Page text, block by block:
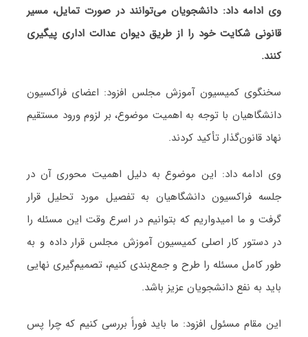
وی ادامه داد: دانشجویان می‌توانند در صورت تمایل، مسیر
قانونی شکایت خود را از طریق دیوان عدالت اداری پیگیری
کنند.
سخنگوی کمیسیون آموزش مجلس افزود: اعضای فراکسیون
دانشگاهیان با توجه به اهمیت موضوع، بر لزوم ورود مستقیم
نهاد قانون‌گذار تأکید کردند.
وی ادامه داد: این موضوع به دلیل اهمیت محوری آن در
جلسه فراکسیون دانشگاهیان به تفصیل مورد تحلیل قرار
گرفت و ما امیدواریم که بتوانیم در اسرع وقت این مسئله را
در دستور کار اصلی کمیسیون آموزش مجلس قرار داده و به
طور کامل مسئله را طرح و جمع‌بندی کنیم، تصمیم‌گیری نهایی
باید به نفع دانشجویان عزیز باشد.
این مقام مسئول افزود: ما باید فوراً بررسی کنیم که چرا پس